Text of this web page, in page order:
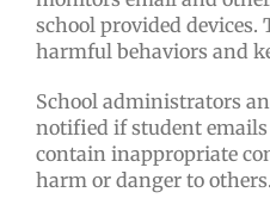
school provided devices.
harmful behaviors and
School administrators
notified if student
contain inappropriate
harm or danger to others.